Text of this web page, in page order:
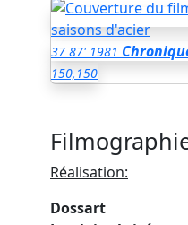
37 87' 1981
150,150
Réalisation:
Dossart